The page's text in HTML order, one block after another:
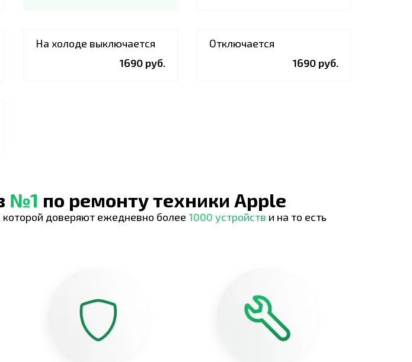
На холоде выключается
1690 руб.
Отключается
1690 руб.
№1 по ремонту техники Apple
доверяют ежедневно более 1000 устройств и на то есть